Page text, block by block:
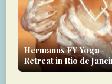
Hermanns FY Yoga-
Retreat in Rio de